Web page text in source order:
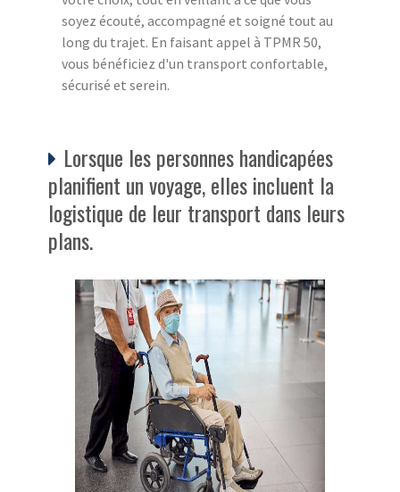
soyez écouté, accompagné et soigné tout au
long du trajet. En faisant appel à TPMR 50,
vous bénéficiez d'un transport confortable,
sécurisé et serein.
Lorsque les personnes handicapées
planifient un voyage, elles incluent la
logistique de leur transport dans leurs
plans.